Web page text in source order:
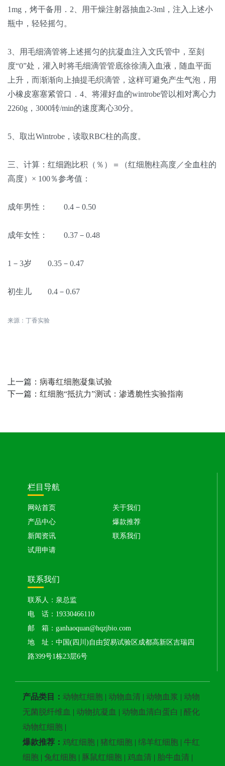
1mg，烤干备用．2、用干燥注射器抽血2-3ml，注入上述小
瓶中，轻轻摇匀。
3、用毛细滴管将上述摇匀的抗凝血注入文氏管中，至刻
度“0”处，灌入时将毛细滴管管底徐徐滴入血液，随血平面
上升，而渐渐向上抽提毛织滴管，这样可避免产生气泡，用
小橡皮塞塞紧管口．4、将灌好血的wintrobe管以相对离心力
2260g，3000转/min的速度离心30分。
5、取出Wintrobe，读取RBC柱的高度。
三、计算：红细跑比积（％）＝（红细胞柱高度／全血柱的
高度）× 100％参考值：
成年男性： 0.4－0.50
成年女性： 0.37－0.48
1－3岁 0.35－0.47
初生儿 0.4－0.67
来源：丁香实验
上一篇： 病毒红细胞凝集试验
下一篇： 红细胞“抵抗力”测试：渗透脆性实验指南
栏目导航
网站首页
关于我们
产品中心
爆款推荐
新闻资讯
联系我们
试用申请
联系我们
联系人：泉总监
电 话：19330466110
邮 箱：ganhaoquan@hqzjbio.com
地 址：中国(四川)自由贸易试验区成都高新区吉瑞四
路399号1栋23层6号
产品类目： 动物红细胞 | 动物血清 | 动物血浆 | 动物
无菌脱纤维血 | 动物抗凝血 | 动物血清白蛋白 | 醛化
动物红细胞 |
爆款推荐： 鸡红细胞 | 猪红细胞 | 绵羊红细胞 | 牛红
细胞 | 兔红细胞 | 豚鼠红细胞 | 鸡血清 | 胎牛血清 |